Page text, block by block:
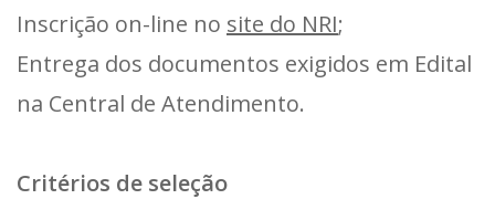
Inscrição on-line no site do NRI;
Entrega dos documentos exigidos em Edital
na Central de Atendimento.
Critérios de seleção